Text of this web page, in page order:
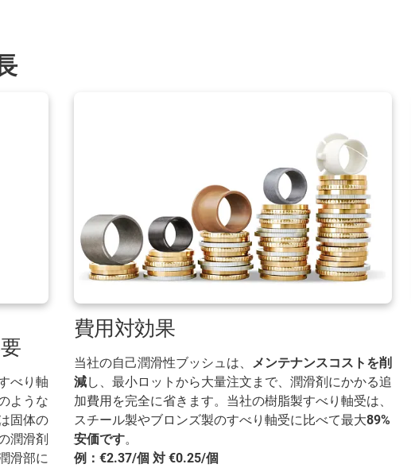
べり軸
ような
固体の
潤滑剤
滑部に
費用対効果
当社の自己潤滑性ブッシュは、 メンテナンスコストを削
減し、最小ロットから大量注文まで、潤滑剤にかかる追
加費用を完全に省きます。当社の樹脂製すべり軸受は、
スチール製やブロンズ製のすべり軸受に比べて最大89%
安価です。
例：€2.37/個 対 €0.25/個